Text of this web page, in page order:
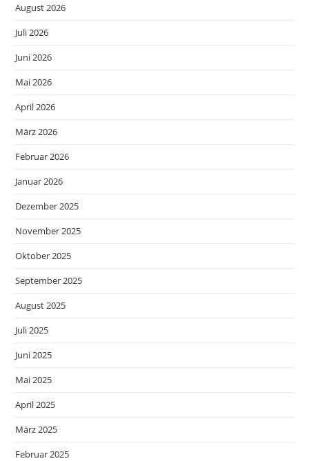
August 2026
Juli 2026
Juni 2026
Mai 2026
April 2026
März 2026
Februar 2026
Januar 2026
Dezember 2025
November 2025
Oktober 2025
September 2025
August 2025
Juli 2025
Juni 2025
Mai 2025
April 2025
März 2025
Februar 2025